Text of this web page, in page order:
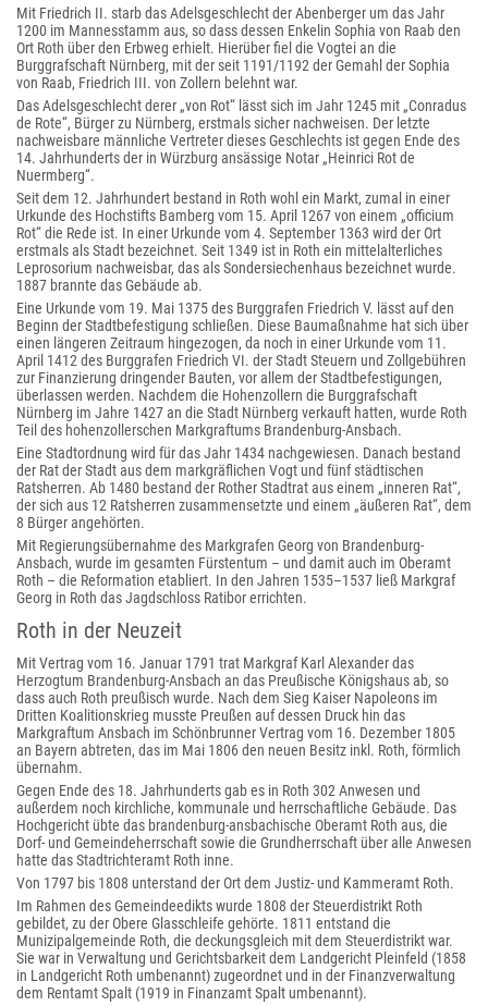
Mit Friedrich II. starb das Adelsgeschlecht der Abenberger um das Jahr
1200 im Mannesstamm aus, so dass dessen Enkelin Sophia von Raab den
Ort Roth über den Erbweg erhielt. Hierüber fiel die Vogtei an die
Burggrafschaft Nürnberg, mit der seit 1191/1192 der Gemahl der Sophia
von Raab, Friedrich III. von Zollern belehnt war.
Das Adelsgeschlecht derer „von Rot“ lässt sich im Jahr 1245 mit „Conradus
de Rote“, Bürger zu Nürnberg, erstmals sicher nachweisen. Der letzte
nachweisbare männliche Vertreter dieses Geschlechts ist gegen Ende des
14. Jahrhunderts der in Würzburg ansässige Notar „Heinrici Rot de
Nuermberg“.
Seit dem 12. Jahrhundert bestand in Roth wohl ein Markt, zumal in einer
Urkunde des Hochstifts Bamberg vom 15. April 1267 von einem „officium
Rot“ die Rede ist. In einer Urkunde vom 4. September 1363 wird der Ort
erstmals als Stadt bezeichnet. Seit 1349 ist in Roth ein mittelalterliches
Leprosorium nachweisbar, das als Sondersiechenhaus bezeichnet wurde.
1887 brannte das Gebäude ab.
Eine Urkunde vom 19. Mai 1375 des Burggrafen Friedrich V. lässt auf den
Beginn der Stadtbefestigung schließen. Diese Baumaßnahme hat sich über
einen längeren Zeitraum hingezogen, da noch in einer Urkunde vom 11.
April 1412 des Burggrafen Friedrich VI. der Stadt Steuern und Zollgebühren
zur Finanzierung dringender Bauten, vor allem der Stadtbefestigungen,
überlassen werden. Nachdem die Hohenzollern die Burggrafschaft
Nürnberg im Jahre 1427 an die Stadt Nürnberg verkauft hatten, wurde Roth
Teil des hohenzollerschen Markgraftums Brandenburg-Ansbach.
Eine Stadtordnung wird für das Jahr 1434 nachgewiesen. Danach bestand
der Rat der Stadt aus dem markgräflichen Vogt und fünf städtischen
Ratsherren. Ab 1480 bestand der Rother Stadtrat aus einem „inneren Rat“,
der sich aus 12 Ratsherren zusammensetzte und einem „äußeren Rat“, dem
8 Bürger angehörten.
Mit Regierungsübernahme des Markgrafen Georg von Brandenburg-
Ansbach, wurde im gesamten Fürstentum – und damit auch im Oberamt
Roth – die Reformation etabliert. In den Jahren 1535–1537 ließ Markgraf
Georg in Roth das Jagdschloss Ratibor errichten.
Roth in der Neuzeit
Mit Vertrag vom 16. Januar 1791 trat Markgraf Karl Alexander das
Herzogtum Brandenburg-Ansbach an das Preußische Königshaus ab, so
dass auch Roth preußisch wurde. Nach dem Sieg Kaiser Napoleons im
Dritten Koalitionskrieg musste Preußen auf dessen Druck hin das
Markgraftum Ansbach im Schönbrunner Vertrag vom 16. Dezember 1805
an Bayern abtreten, das im Mai 1806 den neuen Besitz inkl. Roth, förmlich
übernahm.
Gegen Ende des 18. Jahrhunderts gab es in Roth 302 Anwesen und
außerdem noch kirchliche, kommunale und herrschaftliche Gebäude. Das
Hochgericht übte das brandenburg-ansbachische Oberamt Roth aus, die
Dorf- und Gemeindeherrschaft sowie die Grundherrschaft über alle Anwesen
hatte das Stadtrichteramt Roth inne.
Von 1797 bis 1808 unterstand der Ort dem Justiz- und Kammeramt Roth.
Im Rahmen des Gemeindeedikts wurde 1808 der Steuerdistrikt Roth
gebildet, zu der Obere Glasschleife gehörte. 1811 entstand die
Munizipalgemeinde Roth, die deckungsgleich mit dem Steuerdistrikt war.
Sie war in Verwaltung und Gerichtsbarkeit dem Landgericht Pleinfeld (1858
in Landgericht Roth umbenannt) zugeordnet und in der Finanzverwaltung
dem Rentamt Spalt (1919 in Finanzamt Spalt umbenannt).